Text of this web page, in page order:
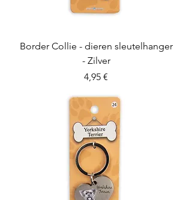
Border Collie - dieren sleutelhanger
- Zilver
Preis
4,95 €